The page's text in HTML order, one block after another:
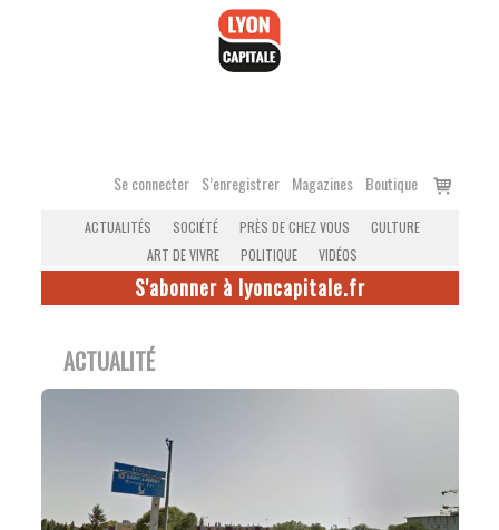
Se connecter S’enregistrer Magazines Boutique
Voir
ACTUALITÉS SOCIÉTÉ PRÈS DE CHEZ VOUS
CULTURE
ART DE VIVRE
POLITIQUE VIDÉOS
S'abonner à lyoncapitale.fr
ACTUALITÉ